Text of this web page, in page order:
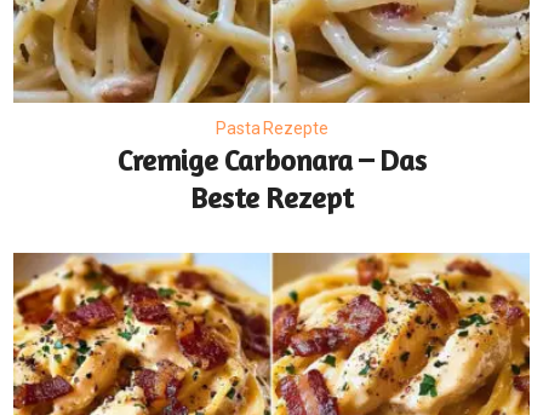
Pasta Rezepte
Cremige Carbonara – Das
Beste Rezept